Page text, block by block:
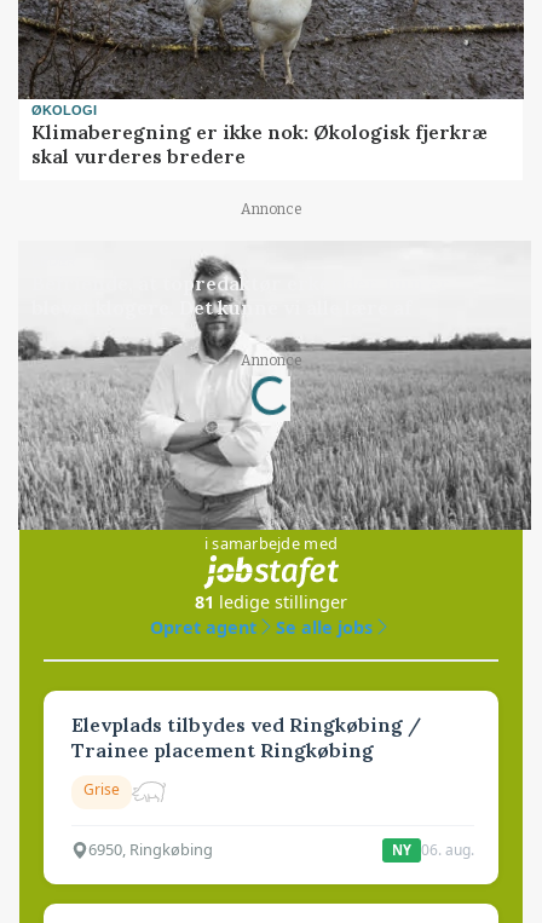
ØKOLOGI
Klimaberegning er ikke nok: Økologisk fjerkræ
skal vurderes bredere
Annonce
Befriende, at topredaktør erkender, hun er
blevet klogere. Det kunne vi alle lære af
Annonce
Loading...
Jobs
i samarbejde med
81 ledige stillinger
Opret agent
Se alle jobs
Elevplads tilbydes ved Ringkøbing /
Trainee placement Ringkøbing
Grise
6950, Ringkøbing NY 06. aug.